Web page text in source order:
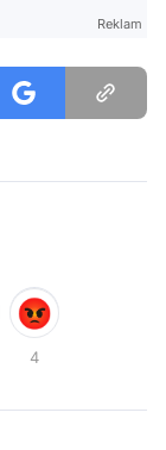
Reklam
4